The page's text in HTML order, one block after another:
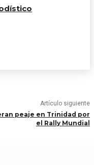
Artículo siguiente
peaje en Trinidad por
el Rally Mundial